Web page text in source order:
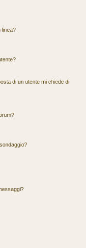
linea?
di un utente mi chiede di